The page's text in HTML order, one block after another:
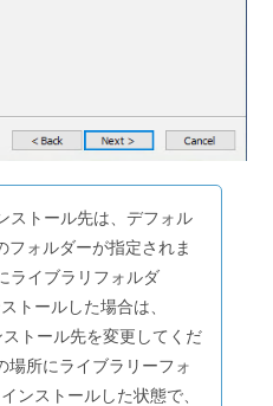
ストール先は、デフォル
フォルダーが指定されま
ライブラリフォルダ
トールした場合は、
トール先を変更してくだ
場所にライブラリーフォ
ンストールした状態で、